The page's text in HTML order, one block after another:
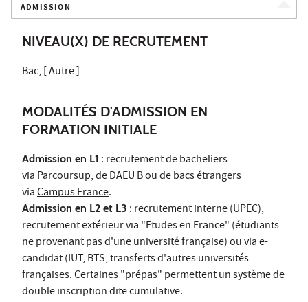
ADMISSION
NIVEAU(X) DE RECRUTEMENT
Bac, [ Autre ]
MODALITÉS D'ADMISSION EN
FORMATION INITIALE
Admission en L1 : recrutement de bacheliers
viaParcoursup, deDAEU Bou de bacs étrangers
viaCampus France.
Admission en L2 et L3 : recrutement interne (UPEC),
recrutement extérieur via "Etudes en France" (étudiants
ne provenant pas d'une université française) ou via e-
candidat (IUT, BTS, transferts d'autres universités
françaises. Certaines "prépas" permettent un système de
double inscription dite cumulative.